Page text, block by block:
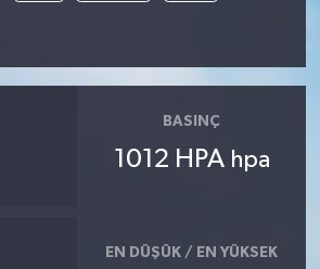
BASINÇ
1012 HPA hpa
EN DÜŞÜK / EN YÜKSEK